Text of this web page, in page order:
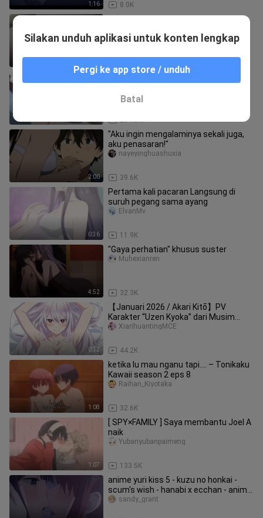
1:16 8.0K
[Anime][Remix]Pemuda dikelilingi
284.0K
Qiumingshenche
2:00
"Aku ingin mengalaminya sekali juga,
aku penasaran!"
39.6K
nayeyinghuashuxia
0:36
Pertama kali pacaran Langsung di
suruh pegang sama ayang
11.9K
ElvanMv
4:52
"Gaya perhatian" khusus suster
32.3K
Muhexianren
0:32
【Januari 2026 / Akari Kitō】PV
Karakter “Uzen Kyoka” dari Musim
Kedua Slave of the Demon City [Tim Lo
44.2K
XiarihuantingMCE
1:08
ketika lu mau nganu tapi.... – Tonikaku
Kawaii season 2 eps 8
32.6K
Raihan_Kiyotaka
1:07
[ SPY×FAMILY ] Saya membantu Joel A
naik
133.5K
Yubanyubanpaimeng
anime yuri kiss 5 - kuzu no honkai -
scum's wish - hanabi x ecchan - anime
kiss moments
sandy_grant
Silakan unduh aplikasi untuk konten lengkap
Pergi ke app store / unduh
Batal